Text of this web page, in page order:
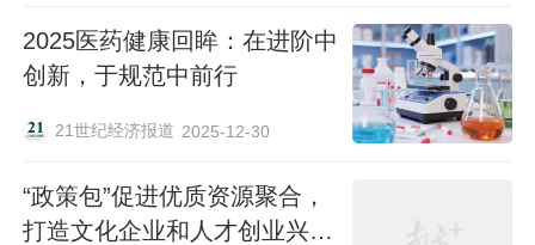
为应对关税战所带来的不确定性，从全国到
广东，坚持推动高质量发展，推出了一系列
稳定发展预期。
2025医药健康回眸：在进阶中
创新，于规范中前行
21世纪经济报道 2025-12-30
“政策包”促进优质资源聚合，
打造文化企业和人才创业兴业